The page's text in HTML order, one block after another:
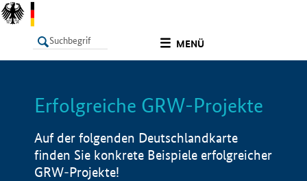
MENÜ
LISTE Info
Erfolgreiche GRW-Projekte
Auf der folgenden Deutschlandkarte
finden Sie konkrete Beispiele erfolgreicher
GRW-Projekte!